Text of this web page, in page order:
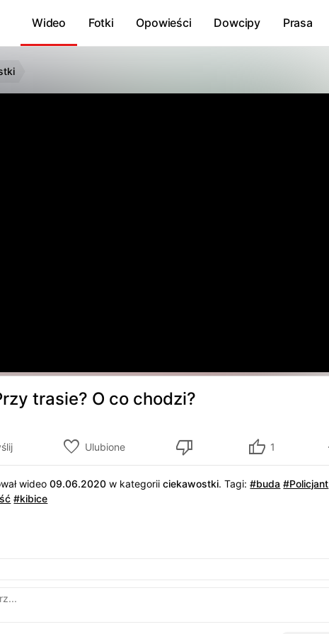
Wideo Fotki Opowieści Dowcipy Prasa
trasie? O co chodzi?
Ulubione 1
wideo09.06.2020 w kategoriiciekawostki.Tagi:#buda #Policjant
#kibice